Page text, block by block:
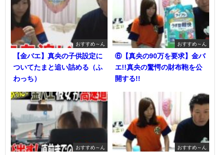
おすすめ～ん
【金バエ】真央の子供設定に
ついてたまと追い詰める（ふ
わっち）
おすすめ～ん
⑥【真央の90万を要求】金バ
エ!!真央の驚愕の財布鞄を公
開する!!
おすすめ～ん おすすめ～ん